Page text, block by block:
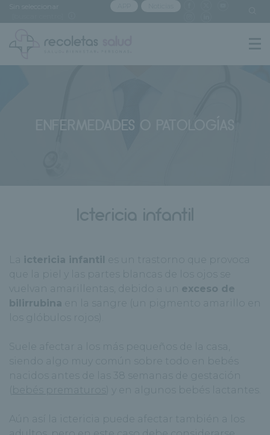
ENFERMEDADES O PATOLOGÍAS
Ictericia infantil
La ictericia infantil es un trastorno que provoca
que la piel y las partes blancas de los ojos se
vuelvan amarillentas, debido a un
exceso de
bilirrubina en la sangre (un pigmento amarillo en
los glóbulos rojos).
Suele afectar a los más pequeños de la casa,
siendo algo muy común sobre todo en bebés
nacidos antes de las 38 semanas de gestación
bebés prematuros ) y en algunos bebés lactantes.
Aún así la ictericia puede afectar también a los